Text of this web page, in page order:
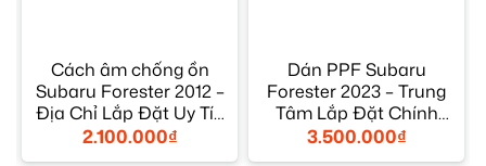
Cách âm chống ồn
Subaru Forester 2012 –
Địa Chỉ Lắp Đặt Uy Tín
TPHCM
2.100.000₫
Dán PPF Subaru
Forester 2023 – Trung
Tâm Lắp Đặt Chính
Hãng Uy Tín TPHCM
3.500.000₫